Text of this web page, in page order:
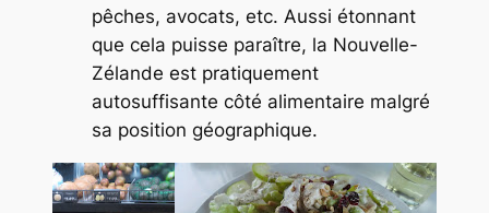
pêches, avocats, etc. Aussi étonnant
que cela puisse paraître, la Nouvelle-
Zélande est pratiquement
autosuffisante côté alimentaire malgré
sa position géographique.